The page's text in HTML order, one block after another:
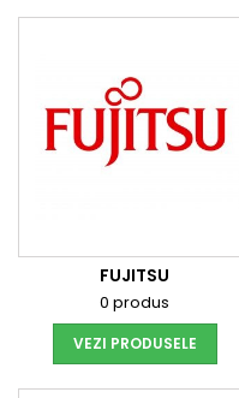
FUJITSU
0 produs
VEZI PRODUSELE